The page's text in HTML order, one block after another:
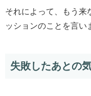
それによって、もう来
ッションのことを言い
失敗したあとの